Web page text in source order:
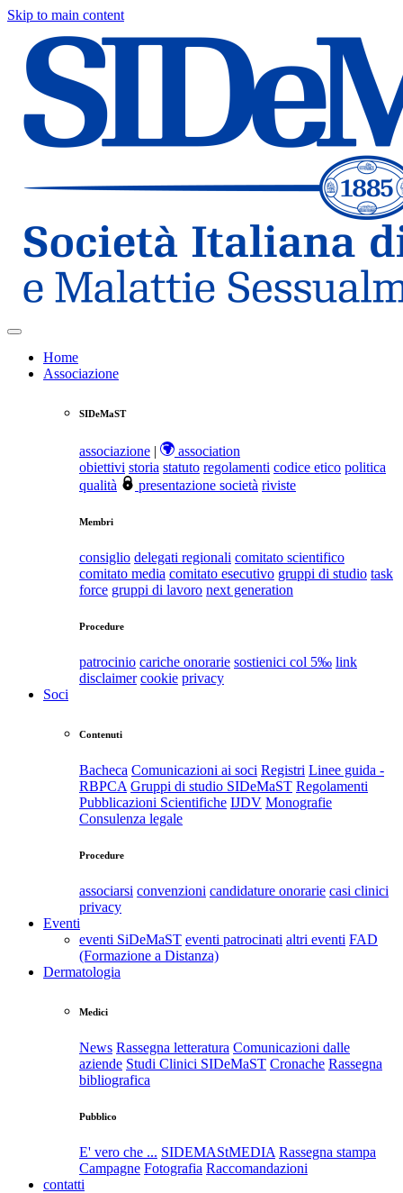
Skip to main content
Home
Associazione
SIDeMaST
associazione |
association
obiettivi storia statuto regolamenti codice etico politica
qualità
presentazione società riviste
Membri
consiglio delegati regionali comitato scientifico
comitato media comitato esecutivo gruppi di studio task
force gruppi di lavoro next generation
Procedure
patrocinio cariche onorarie sostienici col 5‰ link
disclaimer cookie privacy
Soci
Contenuti
Bacheca Comunicazioni ai soci Registri Linee guida -
RBPCA Gruppi di studio SIDeMaST Regolamenti
Pubblicazioni Scientifiche IJDV Monografie
Consulenza legale
Procedure
associarsi convenzioni candidature onorarie casi clinici
privacy
Eventi
eventi SiDeMaST eventi patrocinati altri eventi FAD
(Formazione a Distanza)
Dermatologia
Medici
News Rassegna letteratura Comunicazioni dalle
aziende Studi Clinici SIDeMaST Cronache Rassegna
bibliografica
Pubblico
E' vero che ... SIDEMAStMEDIA Rassegna stampa
Campagne Fotografia Raccomandazioni
contatti